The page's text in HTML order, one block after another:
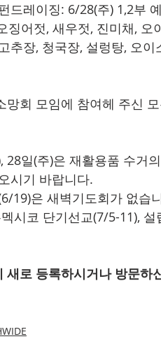
드레이징: 6/28(주) 1,2부
징어젓, 새우젓, 진미채,
청국장, 설렁탕, 오이소
망회 모임에 참여헤 주신
28일(주)은 재활용품 수거
시기 바랍니다.
19)은 새벽기도회가 없습
시코 단기선교(7/5-11),
새로 등록하시거나 방문하